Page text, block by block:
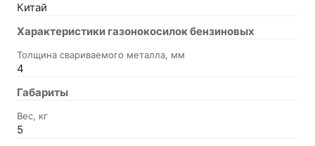
Китай
Характеристики газонокосилок бензиновых
Толщина свариваемого металла, мм
4
Габариты
Вес, кг
5